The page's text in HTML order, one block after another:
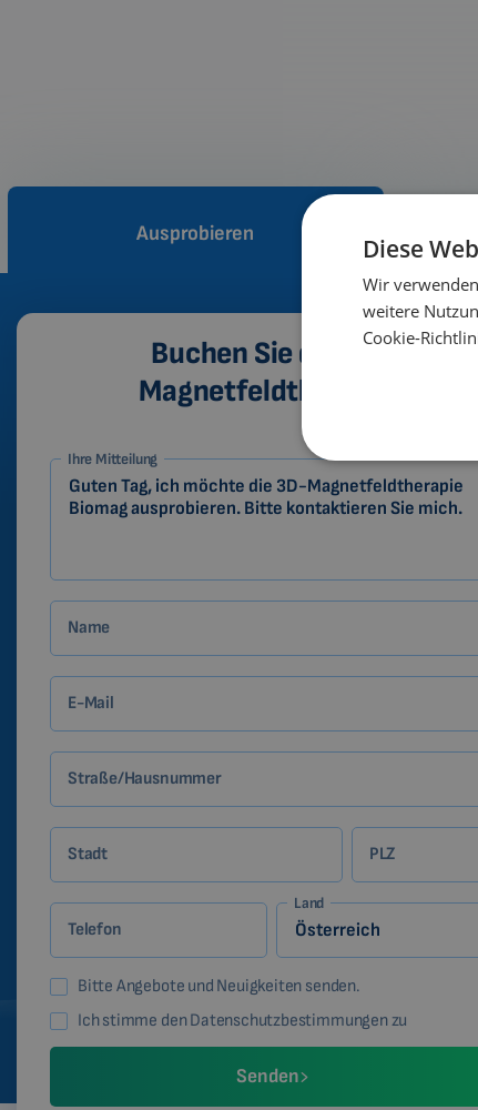
Ausprobieren
Buchen Sie die 3D-
Magnetfeldtherapie.
1-
DE
Zákazník
Ihre Mitteilung
Name
E-Mail
Straße/Hausnummer
Stadt PLZ
Telefon
Land
Bitte Angebote und Neuigkeiten senden.
Ich stimme den Datenschutzbestimmungen zu
Senden
Diese
Wir
weitere
Cookie-